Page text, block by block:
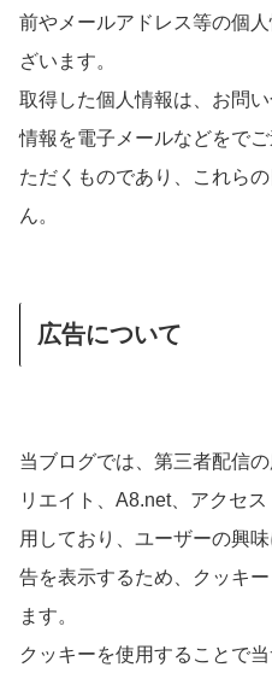
前やメールアドレス等の個
ざいます。
取得した個人情報は、お問
情報を電子メールなどをで
ただくものであり、これら
ん。
広告について
当ブログでは、第三者配信
リエイト、A8.net、アクセ
用しており、ユーザーの興
告を表示するため、クッキ
ます。
クッキーを使用することで